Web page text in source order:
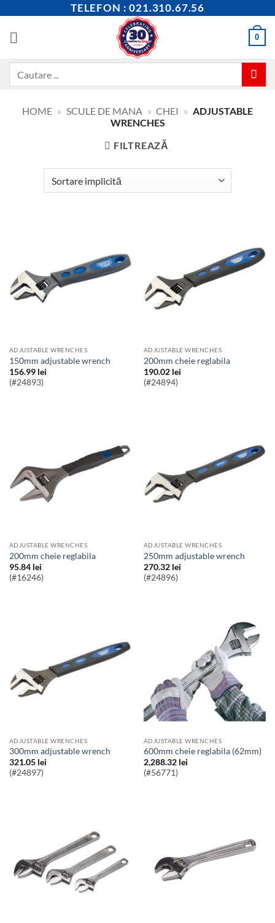
content
TELEFON : 021.310.67.56
0
HOME » SCULE DE MANA » CHEI » ADJUSTABLE
WRENCHES
FILTREAZĂ
ADJUSTABLE WRENCHES
150mm adjustable wrench
156.99 lei
(#24893)
ADJUSTABLE WRENCHES
200mm cheie reglabila
190.02 lei
(#24894)
ADJUSTABLE WRENCHES
200mm cheie reglabila
95.84 lei
(#16246)
ADJUSTABLE WRENCHES
250mm adjustable wrench
270.32 lei
(#24896)
ADJUSTABLE WRENCHES
300mm adjustable wrench
321.05 lei
(#24897)
ADJUSTABLE WRENCHES
600mm cheie reglabila (62mm)
2,288.32 lei
(#56771)